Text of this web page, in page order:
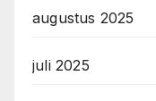
augustus 2025
juli 2025